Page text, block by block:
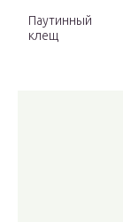
Паутинный
клещ